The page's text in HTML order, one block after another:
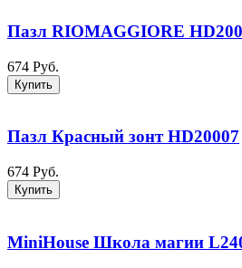
Пазл RIOMAGGIORE
674 Руб.
Купить
Пазл Красный зонт HD20007
674 Руб.
Купить
MiniHouse Школа магии